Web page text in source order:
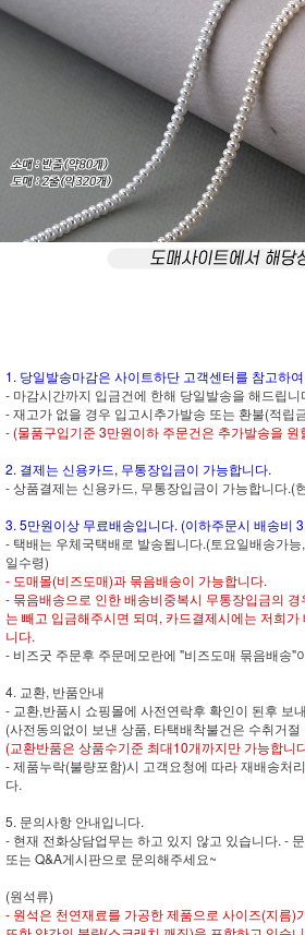
1. 당일발송마감은 사이트하단 고객센터를 참고하
- 마감시간까지 입금건에 한해 당일발송을 해드립니
- 재고가 없을 경우 입고시추가발송 또는 환불(적립
- (물품구입기준 3만원이하 주문건은 추가발송을
2. 결제는 신용카드, 무통장입금이 가능합니다.
- 상품결제는 신용카드, 무통장입금이 가능합니다.(
3. 5만원이상 무료배송입니다. (이하주문시 배송비
- 택배는 우체국택배로 발송됩니다.(토요일배송가
일수령)
- 도매몰(비즈도매)과 묶음배송이 가능합니다.
- 묶음배송으로 인한 배송비중복시 무통장입금의
는 빼고 입금해주시면 되며, 카드결제시에는 저희
니다.
- 비즈굿 주문후 주문메모란에 "비즈도매 묶음배송"
4. 교환, 반품안내
- 교환,반품시 쇼핑몰에 사전연락후 확인이 된후 보
(사전동의없이 보낸 상품, 타택배착불건은 수취거절
(교환반품은 상품수기준 최대10개까지만 가능합니
- 제품누락(불량포함)시 고객요청에 따라 재배송처
다.
5. 문의사항 안내입니다.
- 현재 전화상담업무는 하고 있지 않고 있습니다. -
또는 Q&A게시판으로 문의해주세요~
(원석류)
- 원석은 천연재료를 가공한 제품으로 사이즈(지름)